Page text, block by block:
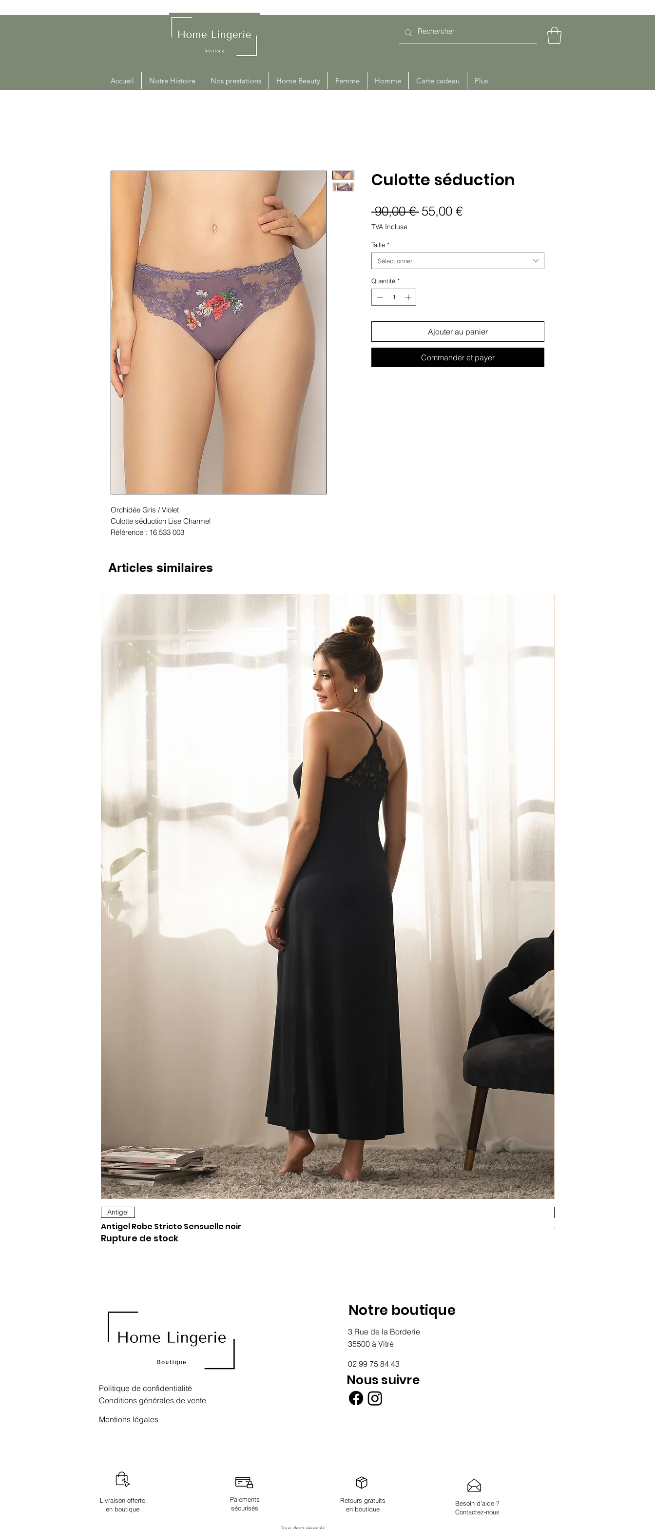
Accueil Notre Histoire Nos prestations Home Beauty Femme Homme Carte cadeau Plus
Orchidée Gris / Violet
Culotte séduction Lise Charmel
Référence : 16 533 003
Culotte séduction
90,00 € Prix
55,00 €Prix
TVA Incluse
Taille *
Sélectionner
Quantité *
Ajouter au panier
Commander et payer
Articles similaires
Antigel
Antigel Robe Stricto Sensuelle noir
Rupture de stock
Antigel Simply Perfect
Politique de confidentialité
Conditions générales de vente
Notre boutique
3 Rue de la Borderie
35500 à Vitré
02 99 75 84 43
Nous suivre
Mentions légales
Livraison offerte
en boutique
Paiements
sécurisés
Retours gratuits
en boutique
Besoin d'aide ?
Contactez-nous